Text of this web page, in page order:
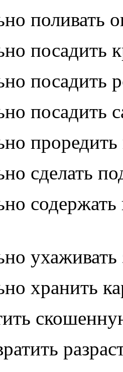
поливать
посадить
посадить
посадить
сделать
хранить